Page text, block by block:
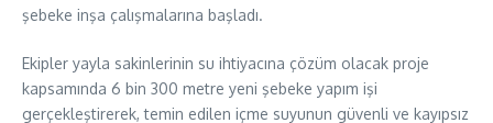
şebeke inşa çalışmalarına başladı.
Ekipler yayla sakinlerinin su ihtiyacına çözüm olacak proje
kapsamında 6 bin 300 metre yeni şebeke yapım işi
gerçekleştirerek, temin edilen içme suyunun güvenli ve kayıpsız